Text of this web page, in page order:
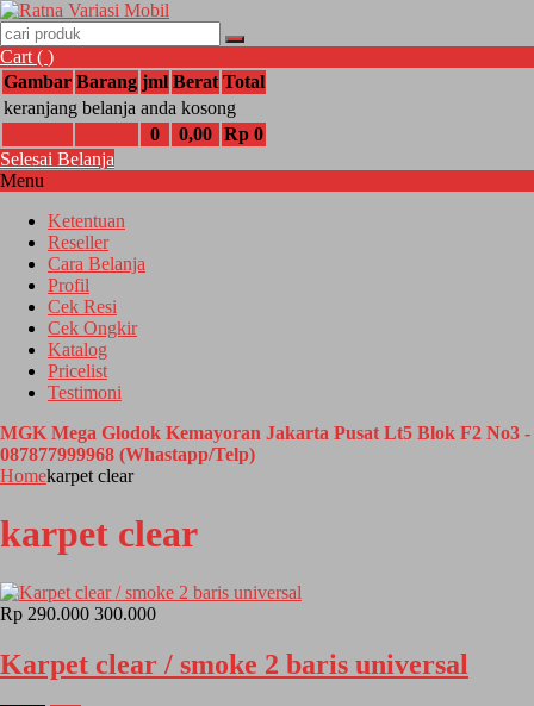
Cart ( )
Gambar Barang jml Berat Total
keranjang belanja anda kosong
0
0,00 Rp 0
Selesai Belanja
Menu
Ketentuan
Reseller
Cara Belanja
Profil
Cek Resi
Cek Ongkir
Katalog
Pricelist
Testimoni
MGK Mega Glodok Kemayoran Jakarta Pusat Lt5 Blok F2 No3 -
087877999968 (Whastapp/Telp)
Homekarpet clear
karpet clear
Rp 290.000 300.000
Karpet clear / smoke 2 baris universal